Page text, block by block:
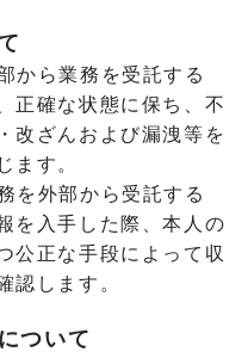
から業務を受託する
正確な状態に保ち、不
改ざんおよび漏洩等を
ます。
を外部から受託する
を入手した際、本人の
公正な手段によって収
認します。
ついて